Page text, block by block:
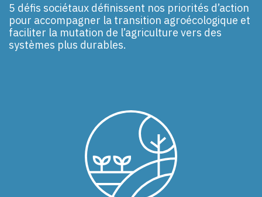
5 défis sociétaux définissent nos priorités d’action
pour accompagner la transition agroécologique et
faciliter la mutation de l’agriculture vers des
systèmes plus durables.